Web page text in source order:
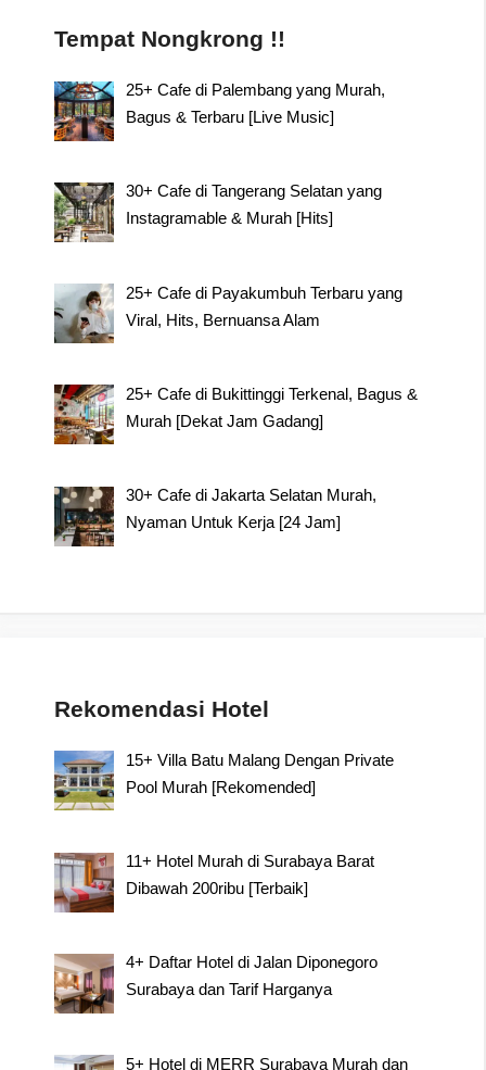
Tempat Nongkrong !!
25+ Cafe di Palembang yang Murah,
Bagus & Terbaru [Live Music]
30+ Cafe di Tangerang Selatan yang
Instagramable & Murah [Hits]
25+ Cafe di Payakumbuh Terbaru yang
Viral, Hits, Bernuansa Alam
25+ Cafe di Bukittinggi Terkenal, Bagus &
Murah [Dekat Jam Gadang]
30+ Cafe di Jakarta Selatan Murah,
Nyaman Untuk Kerja [24 Jam]
Rekomendasi Hotel
15+ Villa Batu Malang Dengan Private
Pool Murah [Rekomended]
11+ Hotel Murah di Surabaya Barat
Dibawah 200ribu [Terbaik]
4+ Daftar Hotel di Jalan Diponegoro
Surabaya dan Tarif Harganya
5+ Hotel di MERR Surabaya Murah dan